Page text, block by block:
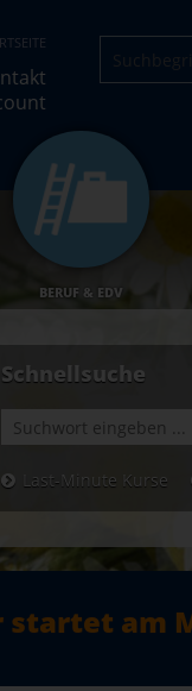
BERUF & EDV
Schnellsuche
Last-Minute Kurse
am